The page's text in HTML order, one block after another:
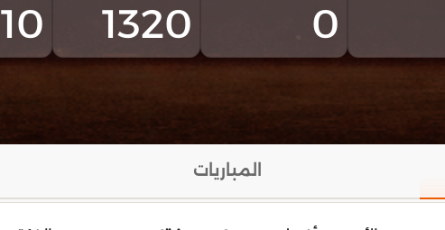
0
1320
10
المباريات